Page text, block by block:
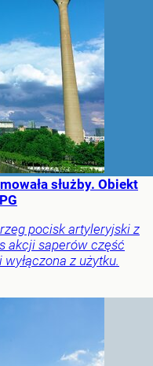
służby. Obiekt
pocisk artyleryjski z
akcji saperów część
z użytku.